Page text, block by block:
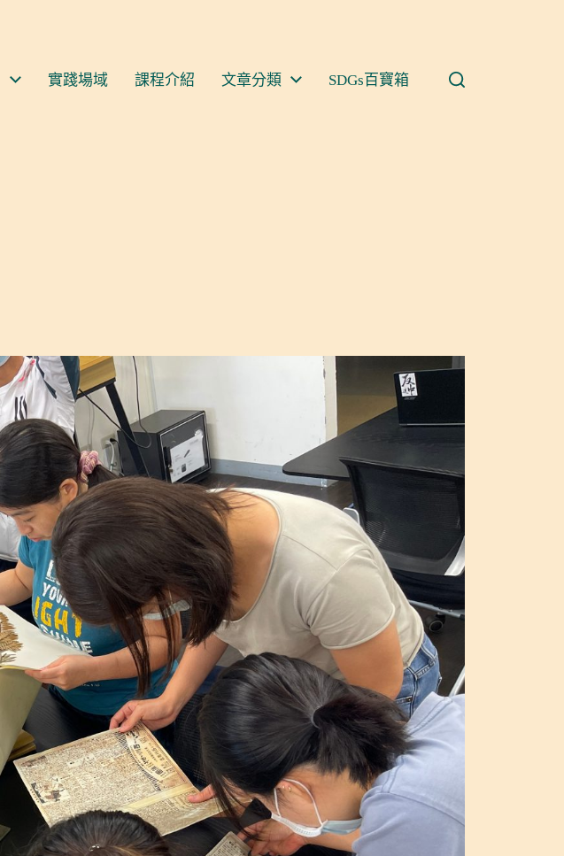
實踐場域 課程介紹 文章分類 SDGs百寶箱